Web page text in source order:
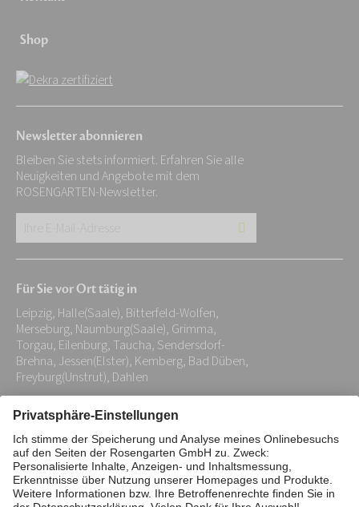
Shop
Newsletter abonnieren
Bleiben Sie stets informiert. Erfahren Sie alle
Neuigkeiten und Angebote mit dem
ROSENGARTEN-Newsletter.
E-
Adresse:
*
Für Sie vor Ort tätig in
Leipzig, Halle(Saale), Bitterfeld-Wolfen,
Merseburg, Naumburg(Saale), Grimma,
Torgau, Eilenburg, Taucha, Sendersdorf-
Brehna, Jessen(Elster), Kemberg, Bad Düben,
Freyburg(Unstrut), Dahlen
Impressum Datenschutz
Stiftung
Interne Meldestelle
Zahlungsmittel
Barrierefreiheitserklärung
Vertrag widerrufen